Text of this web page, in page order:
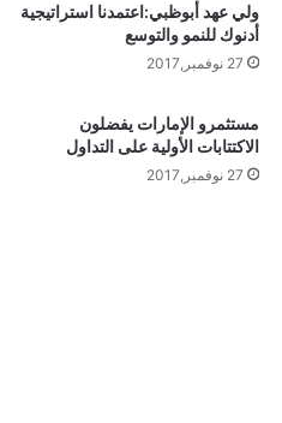
ولي عهد أبوظبي:اعتمدنا استراتيجية
أدنوك للنمو والتوسع
27 نوفمبر,2017
مستثمرو الإمارات يفضلون
الاكتتابات الأولية على التداول
27 نوفمبر,2017